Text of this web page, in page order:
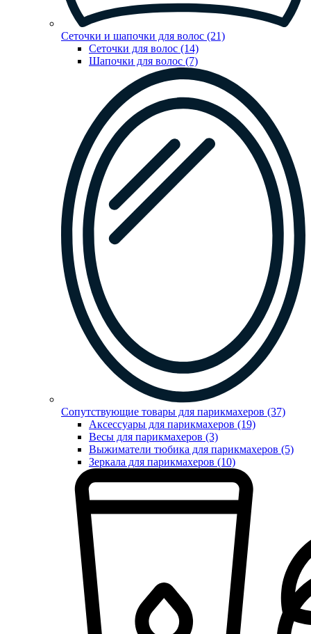
Сеточки и шапочки для волос (21)
Сеточки для волос (14)
Шапочки для волос (7)
Сопутствующие товары для парикмахеров (37)
Аксессуары для парикмахеров (19)
Весы для парикмахеров (3)
Выжиматели тюбика для парикмахеров (5)
Зеркала для парикмахеров (10)